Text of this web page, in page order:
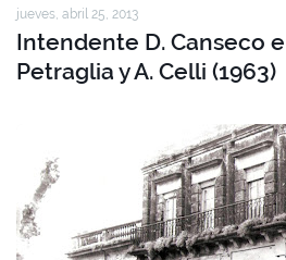
jueves, abril 25, 2013
Intendente D. Canseco
Petraglia y A. Celli (1963)